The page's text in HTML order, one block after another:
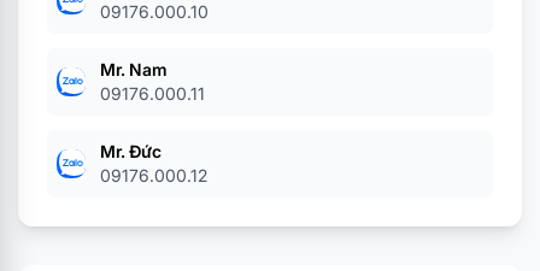
09176.000.10
Mr. Nam
09176.000.11
Mr. Đức
09176.000.12